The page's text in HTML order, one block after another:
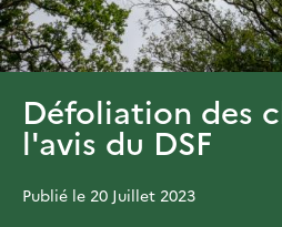
Défoliation des
l'avis du DSF
Publié le 20 Juillet 2023